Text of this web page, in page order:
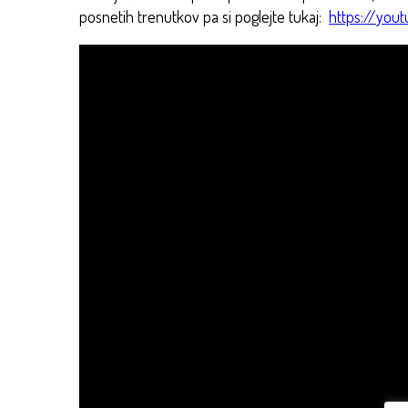
posnetih trenutkov pa si poglejte tukaj: https://